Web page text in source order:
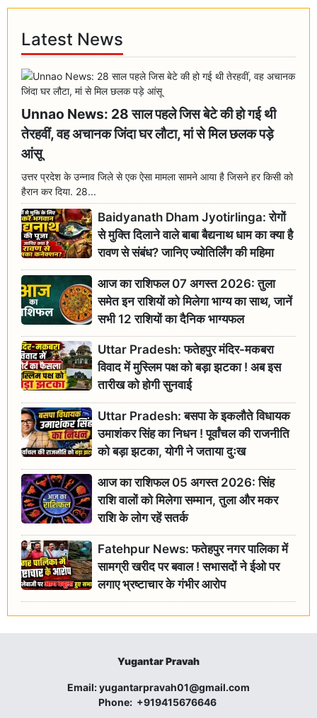
Latest News
Unnao News: 28 साल पहले जिस बेटे की हो गई थी
तेरहवीं, वह अचानक जिंदा घर लौटा, मां से मिल छलक पड़े
आंसू
उत्तर प्रदेश के उन्नाव जिले से एक ऐसा मामला सामने आया है जिसने हर किसी को
हैरान कर दिया. 28...
Baidyanath Dham Jyotirlinga: रोगों
से मुक्ति दिलाने वाले बाबा बैद्यनाथ धाम का क्या है
रावण से संबंध? जानिए ज्योतिर्लिंग की महिमा
आज का राशिफल 07 अगस्त 2026: तुला
समेत इन राशियों को मिलेगा भाग्य का साथ, जानें
सभी 12 राशियों का दैनिक भाग्यफल
Uttar Pradesh: फतेहपुर मंदिर-मकबरा
विवाद में मुस्लिम पक्ष को बड़ा झटका ! अब इस
तारीख को होगी सुनवाई
Uttar Pradesh: बसपा के इकलौते विधायक
उमाशंकर सिंह का निधन ! पूर्वांचल की राजनीति
को बड़ा झटका, योगी ने जताया दुःख
आज का राशिफल 05 अगस्त 2026: सिंह
राशि वालों को मिलेगा सम्मान, तुला और मकर
राशि के लोग रहें सतर्क
Fatehpur News: फतेहपुर नगर पालिका में
सामग्री खरीद पर बवाल ! सभासदों ने ईओ पर
लगाए भ्रष्टाचार के गंभीर आरोप
Yugantar Pravah
Email:yugantarpravah01@gmail.com
Phone: +919415676646